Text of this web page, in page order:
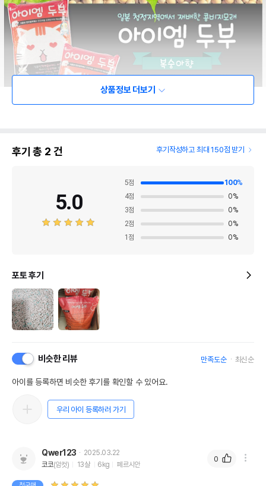
상품정보 더보기
후기 총 2 건 후기작성하고 최대 150점 받기
5.0
5점 100%
4점 0%
3점 0%
2점 0%
1 점 0%
포토 후기
비슷한 리뷰 만족도순 최신순
아이를 등록하면 비슷한 후기를 확인할 수 있어요.
우리 아이 등록하러 가기
Qwer123
2025.03.22
코코(암컷) 13살 6kg 페르시안
0